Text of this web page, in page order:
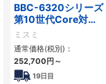
BBC-6320シリーズ
第10世代Core対応
小型フロアマウント
FAPC 2PCI・2PCIe
ミスミ
通常価格(税別)：
252,700円～
19日目